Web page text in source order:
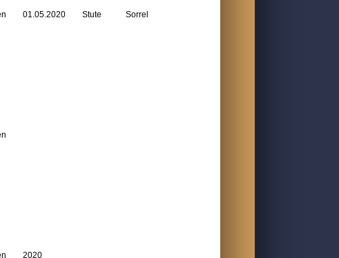
01.05.2020 Stute Sorrel
2020